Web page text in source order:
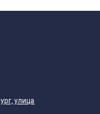
улица